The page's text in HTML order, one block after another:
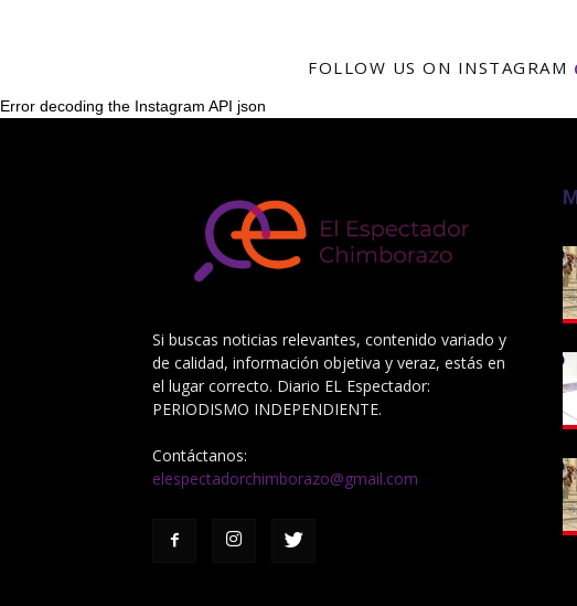
FOLLOW US ON INSTAGRAM
Error decoding the Instagram API json
Si buscas noticias relevantes, contenido variado y
de calidad, información objetiva y veraz, estás en
el lugar correcto. Diario EL Espectador:
PERIODISMO INDEPENDIENTE.
Contáctanos:
elespectadorchimborazo@gmail.com